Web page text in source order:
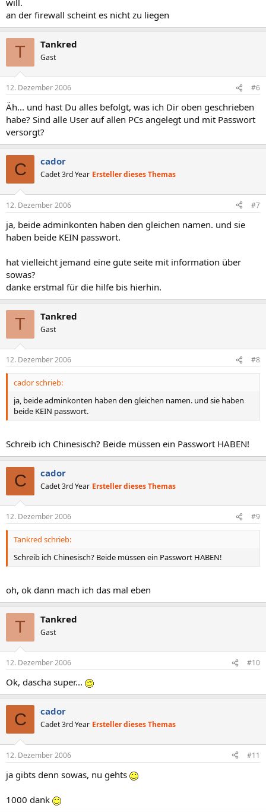
an der firewall scheint es nicht zu liegen
T Tankred
Gast
12. Dezember 2006 #6
Äh... und hast Du alles befolgt, was ich Dir oben geschrieben
habe? Sind alle User auf allen PCs angelegt und mit Passwort
versorgt?
C cador
Cadet 3rd Year Ersteller dieses Themas
12. Dezember 2006 #7
ja, beide adminkonten haben den gleichen namen. und sie
haben beide KEIN passwort.
hat vielleicht jemand eine gute seite mit information über
sowas?
danke erstmal für die hilfe bis hierhin.
T Tankred
Gast
12. Dezember 2006 #8
cador schrieb:
ja, beide adminkonten haben den gleichen namen. und sie haben
beide KEIN passwort.
Schreib ich Chinesisch? Beide müssen ein Passwort HABEN!
C cador
Cadet 3rd Year Ersteller dieses Themas
12. Dezember 2006 #9
Tankred schrieb:
Schreib ich Chinesisch? Beide müssen ein Passwort HABEN!
oh, ok dann mach ich das mal eben
T Tankred
Gast
12. Dezember 2006 #10
Ok, dascha super...
C cador
Cadet 3rd Year Ersteller dieses Themas
12. Dezember 2006 #11
ja gibts denn sowas, nu gehts
1000 dank